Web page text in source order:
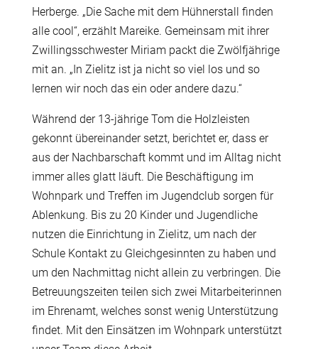
Herberge. „Die Sache mit dem Hühnerstall finden
alle cool“, erzählt Mareike. Gemeinsam mit ihrer
Zwillingsschwester Miriam packt die Zwölfjährige
mit an. „In Zielitz ist ja nicht so viel los und so
lernen wir noch das ein oder andere dazu.“
Während der 13-jährige Tom die Holzleisten
gekonnt übereinander setzt, berichtet er, dass er
aus der Nachbarschaft kommt und im Alltag nicht
immer alles glatt läuft. Die Beschäftigung im
Wohnpark und Treffen im Jugendclub sorgen für
Ablenkung. Bis zu 20 Kinder und Jugendliche
nutzen die Einrichtung in Zielitz, um nach der
Schule Kontakt zu Gleichgesinnten zu haben und
um den Nachmittag nicht allein zu verbringen. Die
Betreuungszeiten teilen sich zwei Mitarbeiterinnen
im Ehrenamt, welches sonst wenig Unterstützung
findet. Mit den Einsätzen im Wohnpark unterstützt